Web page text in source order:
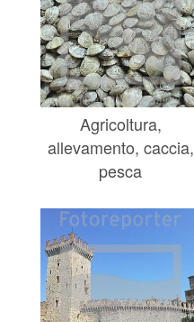
Agricoltura,
allevamento, caccia,
pesca